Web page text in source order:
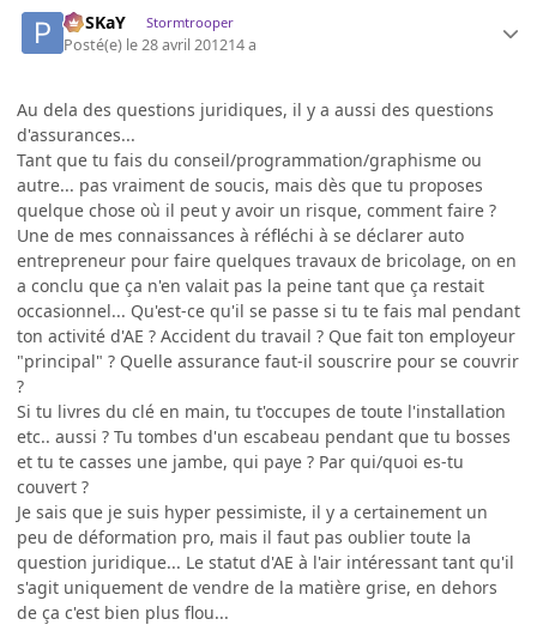
PoSKaY Stormtrooper
Posté(e) le 28 avril 201214 a
Au dela des questions juridiques, il y a aussi des questions
d'assurances...
Tant que tu fais du conseil/programmation/graphisme ou
autre... pas vraiment de soucis, mais dès que tu proposes
quelque chose où il peut y avoir un risque, comment faire ?
Une de mes connaissances à réfléchi à se déclarer auto
entrepreneur pour faire quelques travaux de bricolage, on en
a conclu que ça n'en valait pas la peine tant que ça restait
occasionnel... Qu'est-ce qu'il se passe si tu te fais mal pendant
ton activité d'AE ? Accident du travail ? Que fait ton employeur
"principal" ? Quelle assurance faut-il souscrire pour se couvrir
?
Si tu livres du clé en main, tu t'occupes de toute l'installation
etc.. aussi ? Tu tombes d'un escabeau pendant que tu bosses
et tu te casses une jambe, qui paye ? Par qui/quoi es-tu
couvert ?
Je sais que je suis hyper pessimiste, il y a certainement un
peu de déformation pro, mais il faut pas oublier toute la
question juridique... Le statut d'AE à l'air intéressant tant qu'il
s'agit uniquement de vendre de la matière grise, en dehors
de ça c'est bien plus flou...